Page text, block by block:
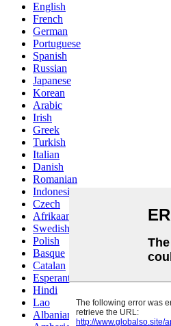
English
French
German
Portuguese
Spanish
Russian
Japanese
Korean
Arabic
Irish
Greek
Turkish
Italian
Danish
Romanian
Indonesian
Czech
Afrikaans
Swedish
Polish
Basque
Catalan
Esperanto
Hindi
Lao
Albanian